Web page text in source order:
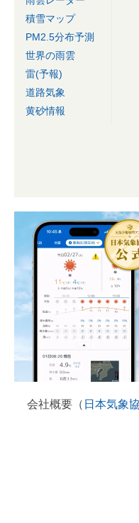
積雪マップ
PM2.5分布予測
世界の雨雲
雷(予報)
道路気象
黄砂情報
会社概要（ 日本気象